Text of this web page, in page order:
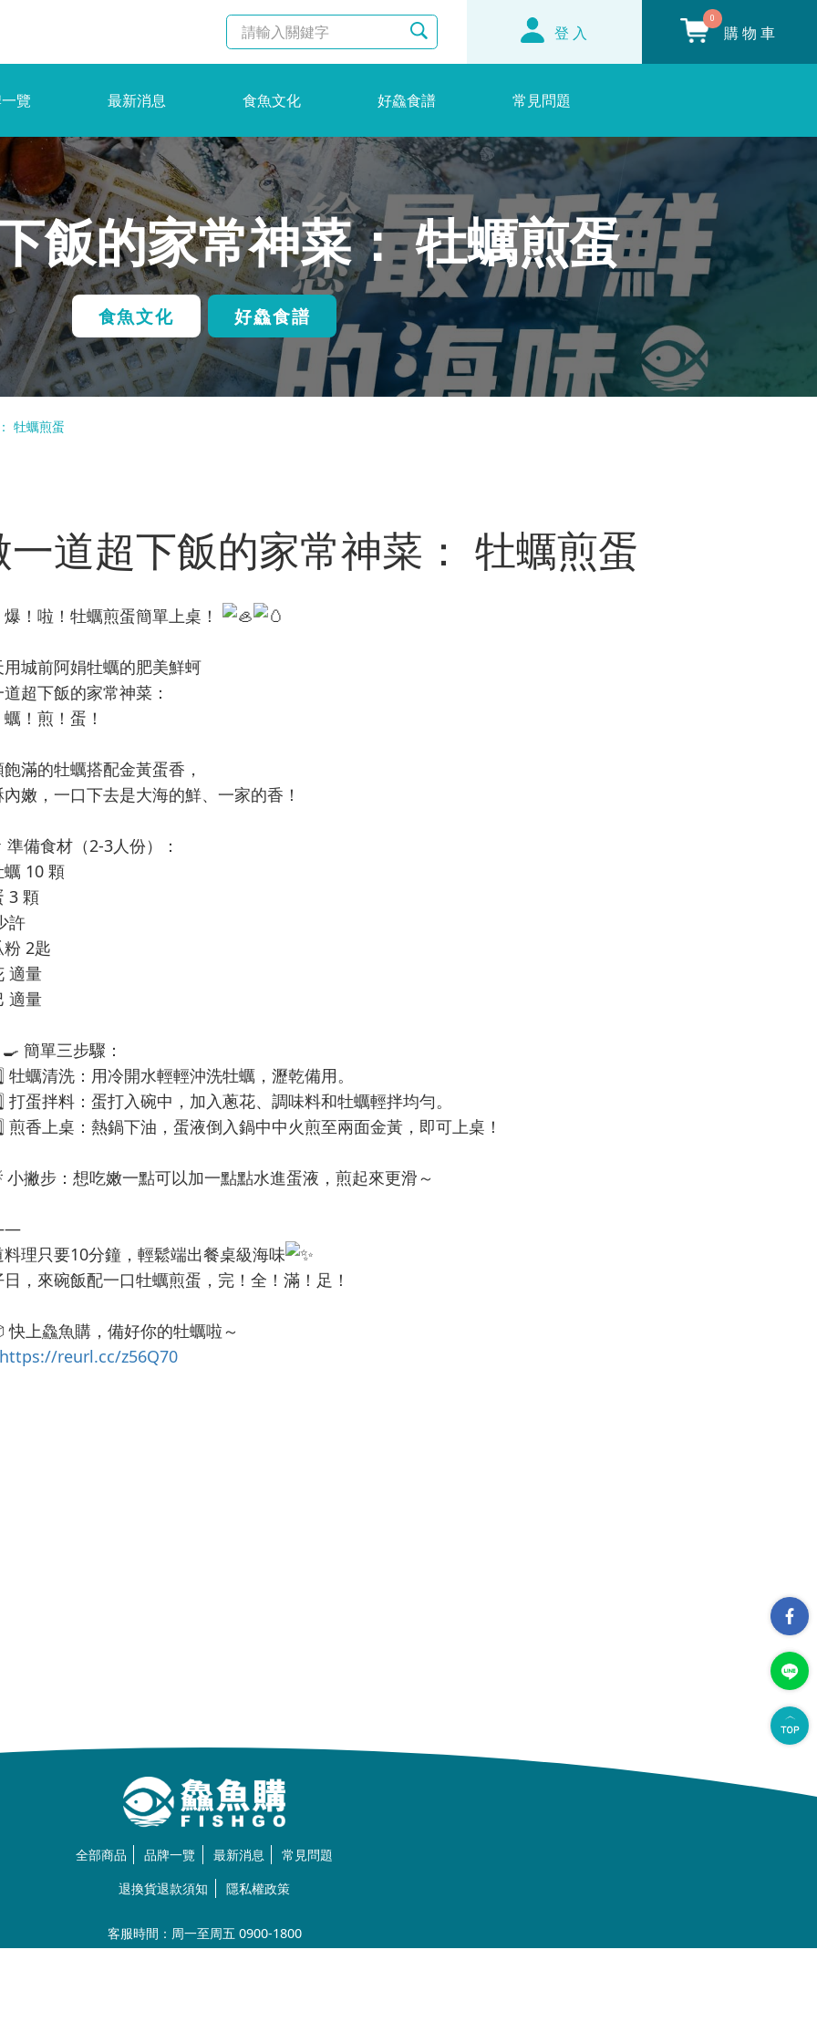
0
購物車
登入
覽 最新消息 食魚文化 好鱻食譜 常見問題
飯的家常神菜： 牡蠣煎蛋
食魚文化 好鱻食譜
牡蠣煎蛋
一道超下飯的家常神菜： 牡蠣煎蛋
！啦！牡蠣煎蛋簡單上桌！
用城前阿娟牡蠣的肥美鮮蚵
超下飯的家常神菜：
！煎！蛋！
飽滿的牡蠣搭配金黃蛋香，
嫩，一口下去是大海的鮮、一家的香！
準備食材（2-3人份）：
蠣 10 顆
3 顆
許
2匙
適量
適量
簡單三步驟：
牡蠣清洗：用冷開水輕輕沖洗牡蠣，瀝乾備用。
打蛋拌料：蛋打入碗中，加入蔥花、調味料和牡蠣輕拌均勻。
煎香上桌：熱鍋下油，蛋液倒入鍋中中火煎至兩面金黃，即可上桌！
小撇步：想吃嫩一點可以加一點點水進蛋液，煎起來更滑～
料理只要10分鐘，輕鬆端出餐桌級海味
，來碗飯配一口牡蠣煎蛋，完！全！滿！足！
快上鱻魚購，備好你的牡蠣啦～
https://reurl.cc/z56Q70
全部商品 品牌一覽 最新消息
常見問題
退換貨退款須知
隱私權政策
客服時間：周一至周五 0900-1800